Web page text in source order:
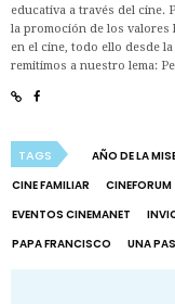
educativa a través del cine.
la promoción de los valores
en el cine, todo ello desde
remitimos a nuestro lema:
TAGS AÑO DE LA
CINE FAMILIAR
CINEFORUM
EVENTOS CINEMANET
PAPA FRANCISCO
UNA